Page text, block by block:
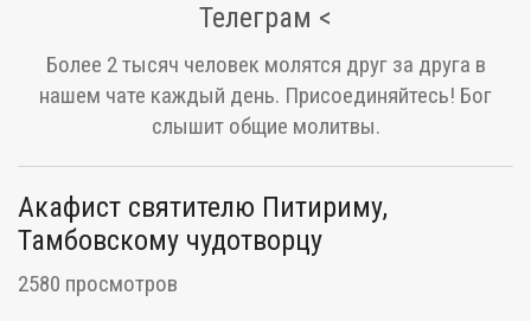
Телеграм <
Более 2 тысяч человек молятся друг за друга в
нашем чате каждый день. Присоединяйтесь! Бог
слышит общие молитвы.
Акафист святителю Питириму,
Тамбовскому чудотворцу
2580 просмотров